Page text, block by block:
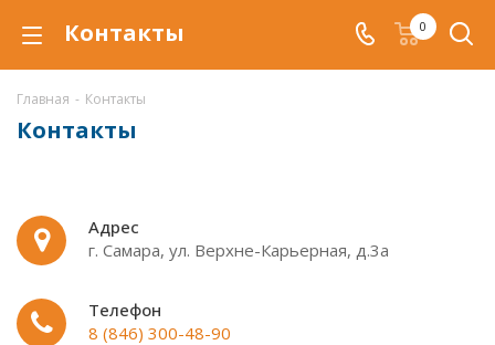
Контакты 0
Главная - Контакты
Контакты
Адрес
г. Самара, ул. Верхне-Карьерная, д.3а
Телефон
8 (846) 300-48-90